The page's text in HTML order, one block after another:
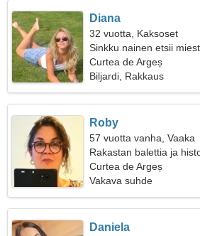
Diana
32 vuotta, Kaksoset
Sinkku nainen etsii
Curtea de Argeș
Biljardi, Rakkaus
Roby
57 vuotta vanha, Vaaka
Rakastan balettia ja
Curtea de Argeș
Vakava suhde
Daniela